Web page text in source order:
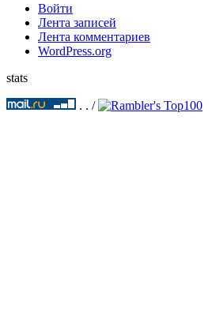
Войти
Лента записей
Лента комментариев
WordPress.org
stats
. . /